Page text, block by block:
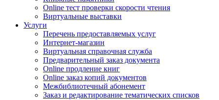
Online тест проверки скорости чтения
Виртуальные выставки
Услуги
Перечень предоставляемых услуг
Интернет-магазин
Виртуальная справочная служба
Предварительный заказ документа
Online продление книг
Online заказ копий документов
Межбиблиотечный абонемент
Заказ и редактирование тематических списков